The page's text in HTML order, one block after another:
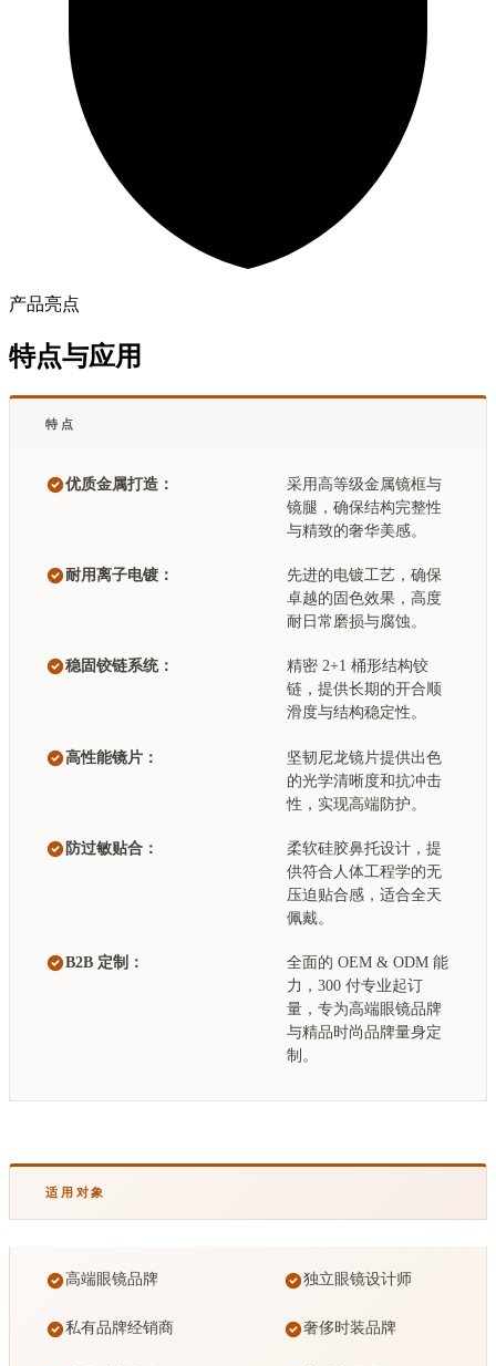
产品亮点
特点与应用
特点
优质金属打造：
采用高等级金属镜框与
镜腿，确保结构完整性
与精致的奢华美感。
耐用离子电镀：
先进的电镀工艺，确保
卓越的固色效果，高度
耐日常磨损与腐蚀。
稳固铰链系统：
精密 2+1 桶形结构铰
链，提供长期的开合顺
滑度与结构稳定性。
高性能镜片：
坚韧尼龙镜片提供出色
的光学清晰度和抗冲击
性，实现高端防护。
防过敏贴合：
柔软硅胶鼻托设计，提
供符合人体工程学的无
压迫贴合感，适合全天
佩戴。
B2B 定制：
全面的 OEM & ODM 能
力，300 付专业起订
量，专为高端眼镜品牌
与精品时尚品牌量身定
制。
适用对象
高端眼镜品牌 独立眼镜设计师
私有品牌经销商 奢侈时装品牌